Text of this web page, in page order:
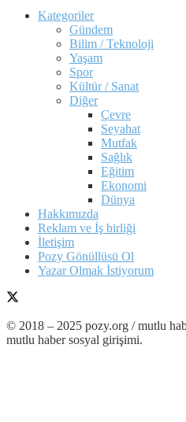
Kategoriler
Gündem
Bilim / Teknoloji
Yaşam
Spor
Kültür / Sanat
Diğer
Çevre
Seyahat
Mutfak
Sağlık
Eğitim
Ekonomi
Dünya
Hakkımızda
Reklam ve İş birliği
İletişim
Pozy Gönüllüsü Ol
Yazar Olmak İstiyorum
© 2018 – 2025 pozy.org / mutlu
mutlu haber sosyal girişimi.